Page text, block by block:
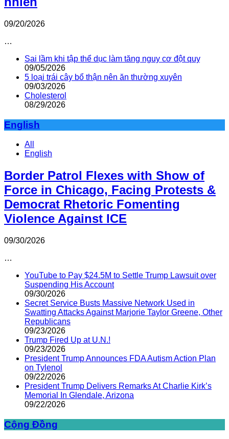
09/20/2026
…
Sai lầm khi tập thể dục làm tăng nguy cơ đột quỵ
09/05/2026
5 loại trái cây bổ thận nên ăn thường xuyên
09/03/2026
Cholesterol
08/29/2026
English
All
English
Border Patrol Flexes with Show of
Force in Chicago, Facing Protests &
Democrat Rhetoric Fomenting
Violence Against ICE
09/30/2026
…
YouTube to Pay $24.5M to Settle Trump Lawsuit over
Suspending His Account
09/30/2026
Secret Service Busts Massive Network Used in
Swatting Attacks Against Marjorie Taylor Greene, Other
Republicans
09/23/2026
Trump Fired Up at U.N.!
09/23/2026
President Trump Announces FDA Autism Action Plan
on Tylenol
09/22/2026
President Trump Delivers Remarks At Charlie Kirk’s
Memorial In Glendale, Arizona
09/22/2026
Cộng Đồng